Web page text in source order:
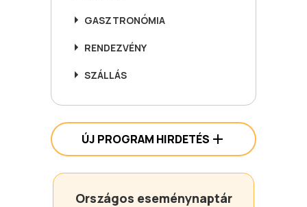
GASZTRONÓMIA
RENDEZVÉNY
SZÁLLÁS
ÚJ PROGRAM HIRDETÉS
Országos eseménynaptár